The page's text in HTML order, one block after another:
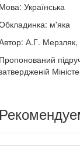
Мова: Українська
м'яка
А.Г.
Пропонований